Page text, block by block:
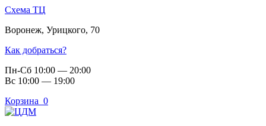
Схема ТЦ
Воронеж, Урицкого, 70
Как добраться?
Пн-Сб 10:00 — 20:00
Вс 10:00 — 19:00
Корзина 0